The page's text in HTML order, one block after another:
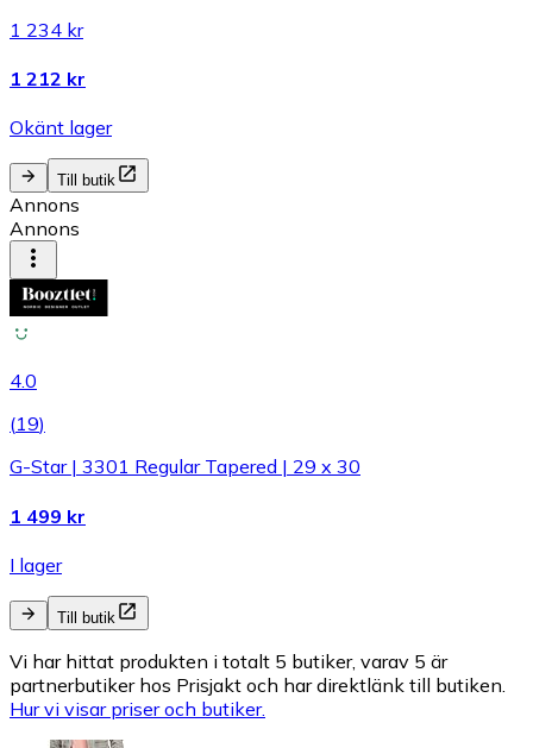
1 234 kr
1 212 kr
Okänt lager
Till butik
Annons
Annons
4.0
(19)
G-Star | 3301 Regular Tapered | 29 x 30
1 499 kr
I lager
Till butik
Vi har hittat produkten i totalt 5 butiker, varav 5 är
partnerbutiker hos Prisjakt och har direktlänk till butiken.
Hur vi visar priser och butiker.